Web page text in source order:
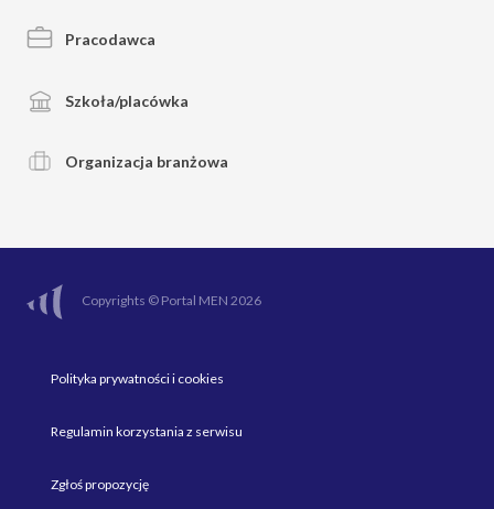
Pracodawca
Szkoła/placówka
Organizacja branżowa
Copyrights © Portal MEN 2026
Polityka prywatności i cookies
Regulamin korzystania z serwisu
Zgłoś propozycję